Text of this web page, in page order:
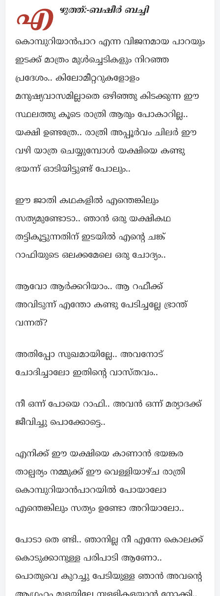
എ ഴുത്ത്:-ബഷീർ ബച്ചി
കൊമ്പുറിയാൻപാറ എന്ന വിജനമായ പാറയും
ഇടക്ക് മാത്രം മുൾച്ചെടികളും നിറഞ്ഞ
പ്രദേശം.. കിലോമീറ്ററുകളോളം
മനുഷ്യവാസമില്ലാതെ ഒഴിഞ്ഞു കിടക്കുന്ന ഈ
സ്ഥലത്തു കൂടെ രാത്രി ആരും പോകാറില്ല..
യക്ഷി ഉണ്ടത്രേ.. രാത്രി അപ്പൂർവം ചിലർ ഈ
വഴി യാത്ര ചെയ്യുമ്പോൾ യക്ഷിയെ കണ്ടു
ഭയന്ന് ഓടിയിട്ടുണ്ട് പോലും..
ഈ ജാതി കഥകളിൽ എന്തെങ്കിലും
സത്യമുണ്ടോടാ.. ഞാൻ ഒരു യക്ഷികഥ
തട്ടികൂട്ടുന്നതിന് ഇടയിൽ എന്റെ ചങ്ക്
റാഫിയുടെ ഒലക്കമേലെ ഒരു ചോദ്യം..
ആവോ ആർക്കറിയാം.. ആ റഫീക്ക്
അവിടുന്ന് എന്തോ കണ്ടു പേടിച്ചല്ലേ ഭ്രാന്ത്
വന്നത്?
അതിപ്പോ സുഖമായില്ലേ.. അവനോട്
ചോദിച്ചാലോ ഇതിന്റെ വാസ്തവം..
നീ ഒന്ന് പോയെ റാഫി.. അവൻ ഒന്ന് മര്യാദക്ക്
ജീവിച്ചു പൊക്കോട്ടെ..
എനിക്ക് ഈ യക്ഷിയെ കാണാൻ ഭയങ്കര
താല്പര്യം നമ്മുക്ക് ഈ വെള്ളിയാഴ്ച രാത്രി
കൊമ്പുറിയാൻപാറയിൽ പോയാലോ
എന്തെങ്കിലും സത്യം ഉണ്ടോ അറിയാലോ..
പോടാ തെ ണ്ടി.. ഞാനില്ല നീ എന്നേ കൊലക്ക്
കൊടുക്കാനുള്ള പരിപാടി ആണോ..
പൊതുവെ കുറച്ചു പേടിയുള്ള ഞാൻ അവന്റെ